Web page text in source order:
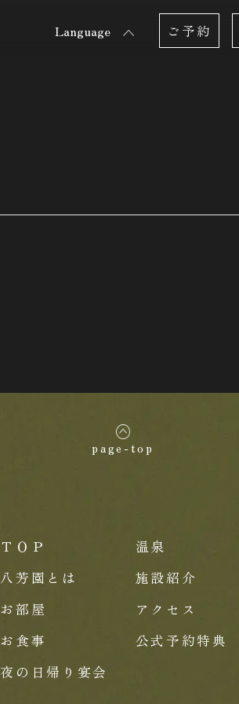
Language ご予約
page-top
ＴＯＰ
八芳園とは
お部屋
お食事
夜の日帰り宴会
温泉
施設紹介
アクセス
公式予約特典